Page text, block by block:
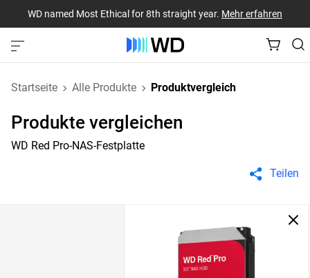
WD named Most Ethical for 8th straight year. Mehr erfahren
Startseite Alle Produkte Produktvergleich
Produkte vergleichen
WD Red Pro-NAS-Festplatte
Teilen